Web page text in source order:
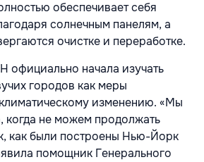
обеспечивает себя
солнечным панелям, а
очистке и переработке.
официально начала изучать
городов как меры
изменению. «Мы
не можем продолжать
как были построены Нью-Йорк
помощник Генерального